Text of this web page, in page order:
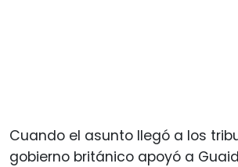
Cuando el asunto llegó a los
gobierno británico apoyó a